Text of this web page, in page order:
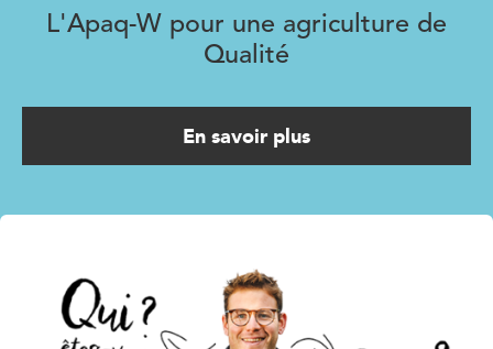
L'Apaq-W pour une agriculture de
Qualité
En savoir plus